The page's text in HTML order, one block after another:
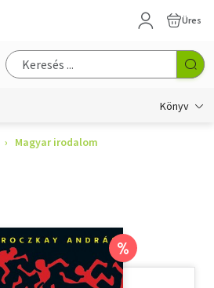
Üres
Könyv
Magyar irodalom
%